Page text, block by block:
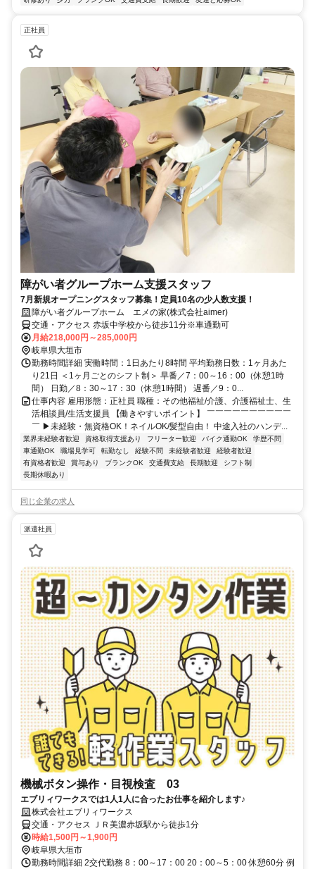
正社員
障がい者グループホーム支援スタッフ
7月新規オープニングスタッフ募集！定員10名の少人数支援！
障がい者グループホーム エメの家(株式会社aimer)
交通・アクセス 赤坂中学校から徒歩11分※車通勤可
月給218,000円～285,000円
岐阜県大垣市
勤務時間詳細 実働時間：1日あたり8時間 平均勤務日数：1ヶ月あた
り21日 ＜1ヶ月ごとのシフト制＞ 早番／7：00～16：00（休憩1時
間） 日勤／8：30～17：30（休憩1時間） 遅番／9：0...
仕事内容 雇用形態：正社員 職種：その他福祉/介護、介護福祉士、生
活相談員/生活支援員 【働きやすいポイント】 ￣￣￣￣￣￣￣￣￣￣
￣ ▶未経験・無資格OK！ネイルOK/髪型自由！ 中途入社のハンデ...
業界未経験者歓迎 資格取得支援あり フリーター歓迎 バイク通勤OK
学歴不問
車通勤OK
職場見学可 転勤なし 経験不問 未経験者歓迎
経験者歓迎
有資格者歓迎
賞与あり ブランクOK 交通費支給 長期歓迎
シフト制
長期休暇あり
同じ企業の求人
派遣社員
機械ボタン操作・目視検査 03
エブリィワークスでは1人1人に合ったお仕事を紹介します♪
株式会社エブリィワークス
交通・アクセス ＪＲ美濃赤坂駅から徒歩1分
時給1,500円～1,900円
岐阜県大垣市
勤務時間詳細 2交代勤務 8：00～17：00 20：00～5：00 休憩60分 例